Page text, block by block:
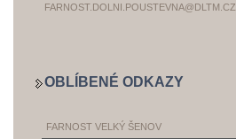
FARNOST.DOLNI.POUSTEVNA@DLTM.CZ
OBLÍBENÉ ODKAZY
FARNOST VELKÝ ŠENOV